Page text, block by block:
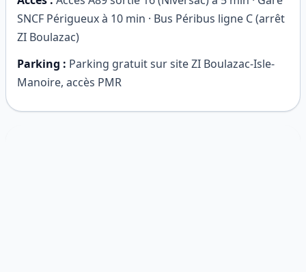
SNCF Périgueux à 10 min · Bus Péribus ligne C (arrêt
ZI Boulazac)
Parking : Parking gratuit sur site ZI Boulazac-Isle-
Manoire, accès PMR